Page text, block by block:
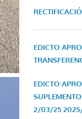
EDICTO
EDICTO
2/03/25